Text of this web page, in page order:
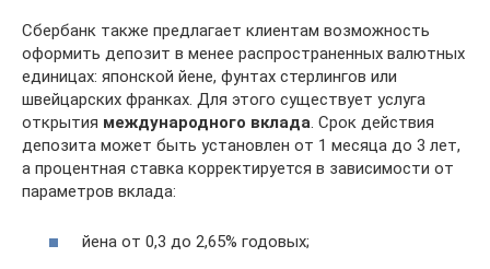
Сбербанк также предлагает клиентам возможность
оформить депозит в менее распространенных валютных
единицах: японской йене, фунтах стерлингов или
швейцарских франках. Для этого существует услуга
открытия международного вклада . Срок действия
депозита может быть установлен от 1 месяца до 3 лет,
а процентная ставка корректируется в зависимости от
параметров вклада:
йена от 0,3 до 2,65% годовых;